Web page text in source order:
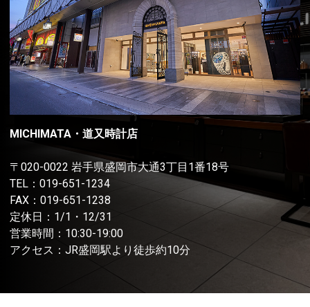
MICHIMATA・道又時計店
〒020-0022 岩手県盛岡市大通3丁目1番18号
TEL： 019-651-1234
FAX：019-651-1238
定休日：1/1・12/31
営業時間：10:30-19:00
アクセス：JR盛岡駅より徒歩約10分